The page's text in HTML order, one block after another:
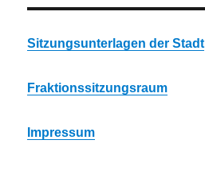
Sitzungsunterlagen der Stadt
Fraktionssitzungsraum
Impressum